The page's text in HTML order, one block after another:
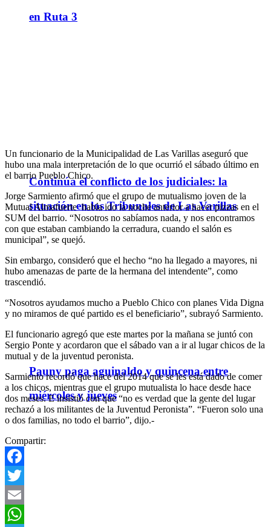
en Ruta 3
Continúa el conflicto de los judiciales: la
situación en los Tribunales de Las Varillas
Pauny paga aguinaldo y quincena entre
miércoles y jueves
Un funcionario de la Municipalidad de Las Varillas aseguró que
hubo una mala interpretación de lo que ocurrió el sábado último en
el barrio Pueblo Chico.
Jorge Sarmiento afirmó que el grupo de mutualismo joven de la
Mutual Almafuerte había ido la noche anterior a hacer pizzas en el
SUM del barrio. “Nosotros no sabíamos nada, y nos encontramos
con que estaban cambiando la cerradura, cuando el salón es
municipal”, se quejó.
Sin embargo, consideró que el hecho “no ha llegado a mayores, ni
hubo amenazas de parte de la hermana del intendente”, como
trascendió.
“Nosotros ayudamos mucho a Pueblo Chico con planes Vida Digna
y no miramos de qué partido es el beneficiario”, subrayó Sarmiento.
El funcionario agregó que este martes por la mañana se juntó con
Sergio Ponte y acordaron que el sábado van a ir al lugar chicos de la
mutual y de la juventud peronista.
Sarmiento recordó que hace del 2014 que se les está dado de comer
a los chicos, mientras que el grupo mutualista lo hace desde hace
dos meses. E insistió con que “no es verdad que la gente del lugar
rechazó a los militantes de la Juventud Peronista”. “Fueron solo una
o dos familias, no todo el barrio”, dijo.-
Compartir:
Facebook
Twitter
Email